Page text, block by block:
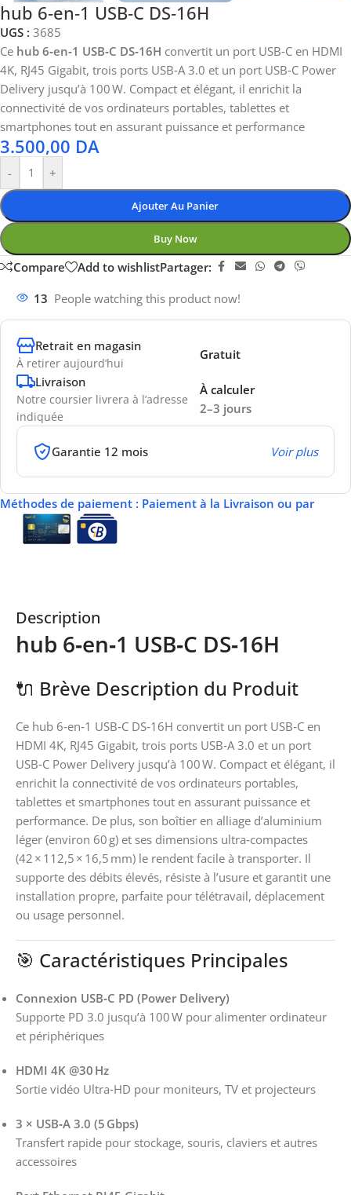
hub 6‑en‑1 USB‑C DS‑16H
UGS : 3685
Ce hub 6‑en‑1 USB‑C DS‑16H convertit un port USB‑C en HDMI
4K, RJ45 Gigabit, trois ports USB‑A 3.0 et un port USB‑C Power
Delivery jusqu’à 100 W. Compact et élégant, il enrichit la
connectivité de vos ordinateurs portables, tablettes et
smartphones tout en assurant puissance et performance
3.500,00 DA
- +
Ajouter Au Panier
Buy Now
Compare Add to wishlistPartager:
13 People watching this product now!
Retrait en magasin
À retirer aujourd’hui
Gratuit
Livraison
Notre coursier livrera à l’adresse
indiquée
2–3 jours
À calculer
Garantie 12 mois Voir plus
Méthodes de paiement : Paiement à la Livraison ou par
Description
hub 6‑en‑1 USB‑C DS‑16H
🔌 Brève Description du Produit
Ce hub 6‑en‑1 USB‑C DS‑16H convertit un port USB‑C en
HDMI 4K, RJ45 Gigabit, trois ports USB‑A 3.0 et un port
USB‑C Power Delivery jusqu’à 100 W. Compact et élégant, il
enrichit la connectivité de vos ordinateurs portables,
tablettes et smartphones tout en assurant puissance et
performance. De plus, son boîtier en alliage d’aluminium
léger (environ 60 g) et ses dimensions ultra‑compactes
(42 × 112,5 × 16,5 mm) le rendent facile à transporter. Il
supporte des débits élevés, résiste à l’usure et garantit une
installation propre, parfaite pour télétravail, déplacement
ou usage personnel.
🎯 Caractéristiques Principales
Connexion USB‑C PD (Power Delivery)
Supporte PD 3.0 jusqu’à 100 W pour alimenter ordinateur
et périphériques
HDMI 4K @30 Hz
Sortie vidéo Ultra‑HD pour moniteurs, TV et projecteurs
3 × USB‑A 3.0 (5 Gbps)
Transfert rapide pour stockage, souris, claviers et autres
accessoires